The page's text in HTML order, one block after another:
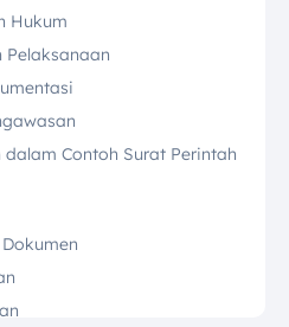
Hukum
Pelaksanaan
Contoh Surat Perintah